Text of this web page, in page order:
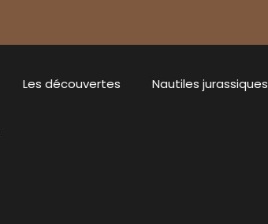
Les découvertes Nautiles jurassiques